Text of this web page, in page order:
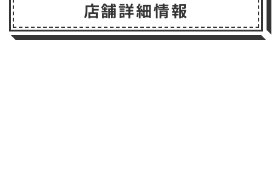
店舗詳細情報